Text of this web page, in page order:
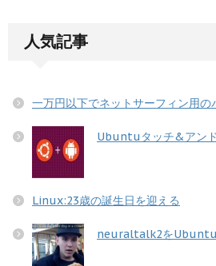
人気記事
一万円以下でネットサーフィン用の
Ubuntuタッチ&アン
Linux:23歳の誕生日を迎える
neuraltalk2をUbuntu